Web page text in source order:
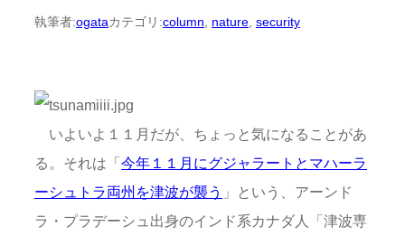
執筆者:ogataカテゴリ:column, nature, security
いよいよ１１月だが、ちょっと気になることがあ
る。それは「今年１１月にグジャラートとマハーラ
ーシュトラ両州を津波が襲う 」という、アーンド
ラ・プラデーシュ出身のインド系カナダ人「津波専